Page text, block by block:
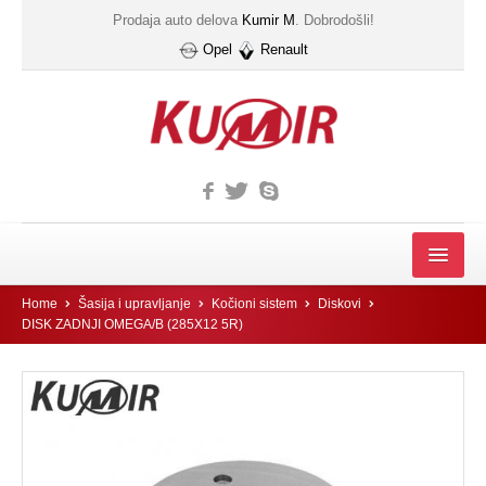
Prodaja auto delova Kumir M . Dobrodošli!
Opel
Renault
MOTOR
FILTER
Filter automatskog menjača
IZDUVNI SISTEM
Home Šasija i upravljanje Kočioni sistem
Diskovi
DISK ZADNJI OMEGA/B (285X12 5R)